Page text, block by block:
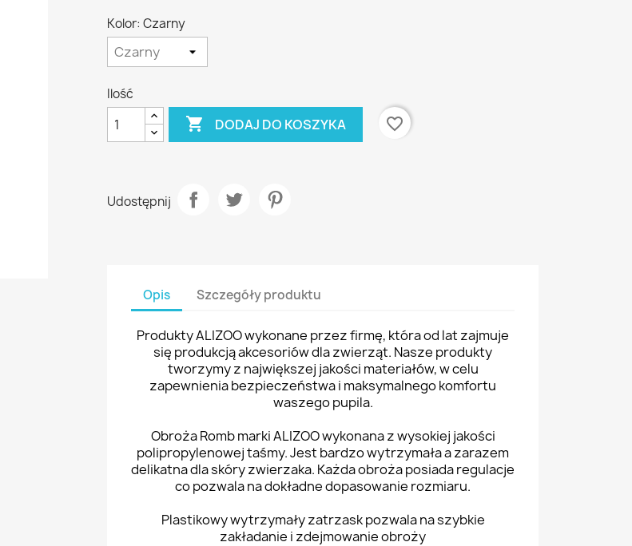
Kolor: Czarny
Ilość
 DODAJ DO KOSZYKA favorite_border
Udostępnij
Opis Szczegóły produktu
Produkty ALIZOO wykonane przez firmę, która od lat zajmuje
się produkcją akcesoriów dla zwierząt. Nasze produkty
tworzymy z największej jakości materiałów, w celu
zapewnienia bezpieczeństwa i maksymalnego komfortu
waszego pupila.
Obroża Romb marki ALIZOO wykonana z wysokiej jakości
polipropylenowej taśmy. Jest bardzo wytrzymała a zarazem
delikatna dla skóry zwierzaka. Każda obroża posiada regulacje
co pozwala na dokładne dopasowanie rozmiaru.
Plastikowy wytrzymały zatrzask pozwala na szybkie
zakładanie i zdejmowanie obroży